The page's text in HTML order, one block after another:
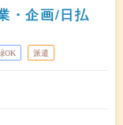
・企画/日払
OK 派遣